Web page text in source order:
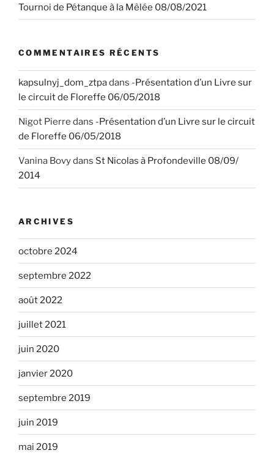
Tournoi de Pétanque à la Mêlée 08/08/2021
COMMENTAIRES RÉCENTS
kapsulnyj_dom_ztpadans -Présentation d’un Livre sur
le circuit de Floreffe 06/05/2018
Nigot Pierre dans -Présentation d’un Livre sur le circuit
de Floreffe 06/05/2018
Vanina Bovydans St Nicolas à Profondeville 08/09/
2014
ARCHIVES
octobre 2024
septembre 2022
août 2022
juillet 2021
juin 2020
janvier 2020
septembre 2019
juin 2019
mai 2019